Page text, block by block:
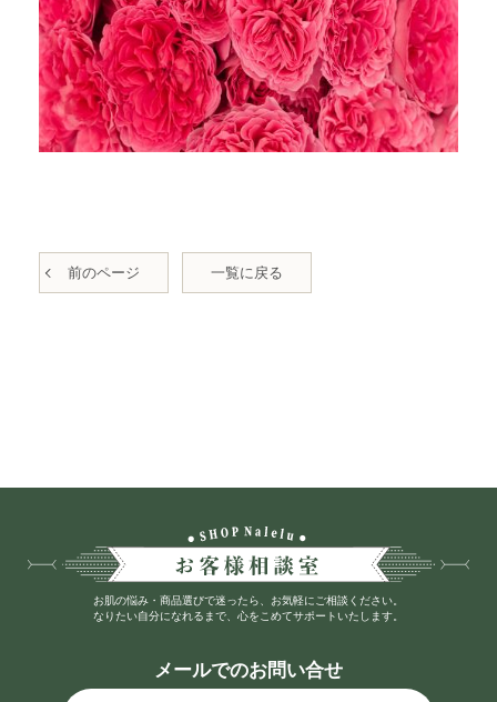
前のページ 一覧に戻る
お肌の悩み・商品選びで迷ったら、お気軽にご相談ください。
なりたい自分になれるまで、心をこめてサポートいたします。
メールでのお問い合せ